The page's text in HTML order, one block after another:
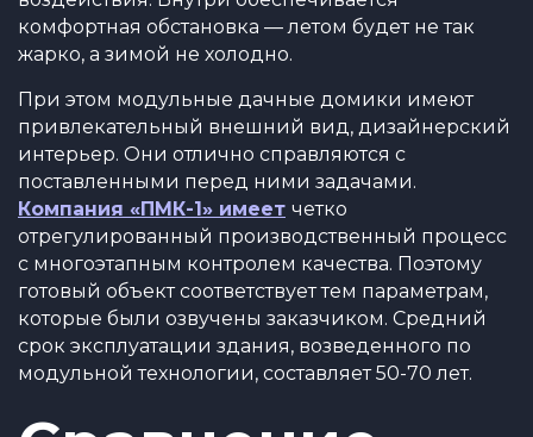
комфортная обстановка — летом будет не так
жарко, а зимой не холодно.
При этом модульные дачные домики имеют
привлекательный внешний вид, дизайнерский
интерьер. Они отлично справляются с
поставленными перед ними задачами.
Компания «ПМК-1» имеет четко
отрегулированный производственный процесс
с многоэтапным контролем качества. Поэтому
готовый объект соответствует тем параметрам,
которые были озвучены заказчиком. Средний
срок эксплуатации здания, возведенного по
модульной технологии, составляет 50-70 лет.